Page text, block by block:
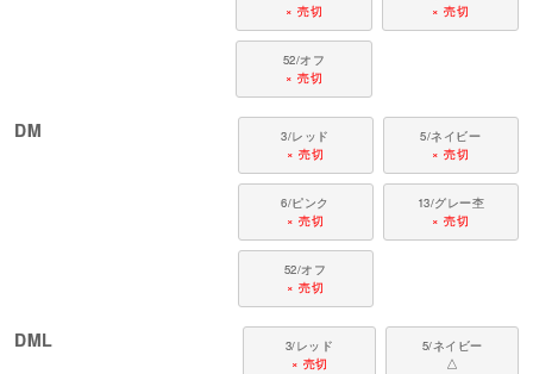
× 売切
× 売切
52/オフ
× 売切
DM
3/レッド
× 売切
5/ネイビー
× 売切
6/ピンク
× 売切
13/グレー杢
× 売切
52/オフ
× 売切
DML
3/レッド
× 売切
5/ネイビー
△